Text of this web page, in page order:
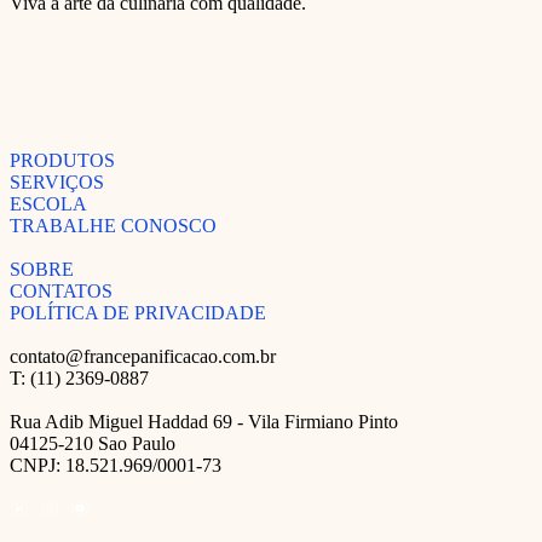
PRODUTOS
SERVIÇOS
ESCOLA
TRABALHE CONOSCO
SOBRE
CONTATOS
POLÍTICA DE PRIVACIDADE
contato@francepanificacao.com.br
T: (11) 2369-0887
Rua Adib Miguel Haddad 69 - Vila Firmiano Pinto
04125-210 Sao Paulo
CNPJ: 18.521.969/0001-73